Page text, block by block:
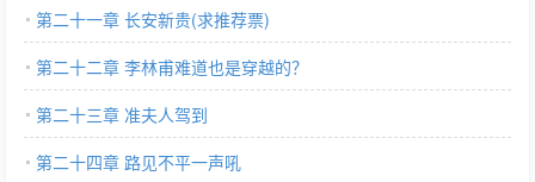
第二十一章 长安新贵(求推荐票)
第二十二章 李林甫难道也是穿越的？
第二十三章 准夫人驾到
第二十四章 路见不平一声吼